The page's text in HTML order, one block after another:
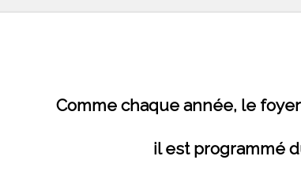
Comme chaque année, le
il est programmé